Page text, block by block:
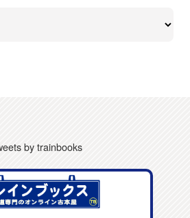
by trainbooks